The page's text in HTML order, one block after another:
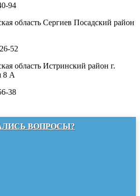
94
область Сергиев Посадский район
52
область Истринский район г.
8 А
38
ВОПРОСЫ?